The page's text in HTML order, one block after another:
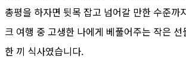
총평을 하자면 뒷목 잡고 넘어갈 만한 수준까
크 여행 중 고생한 나에게 베풀어주는 작은 선
한 끼 식사였습니다.